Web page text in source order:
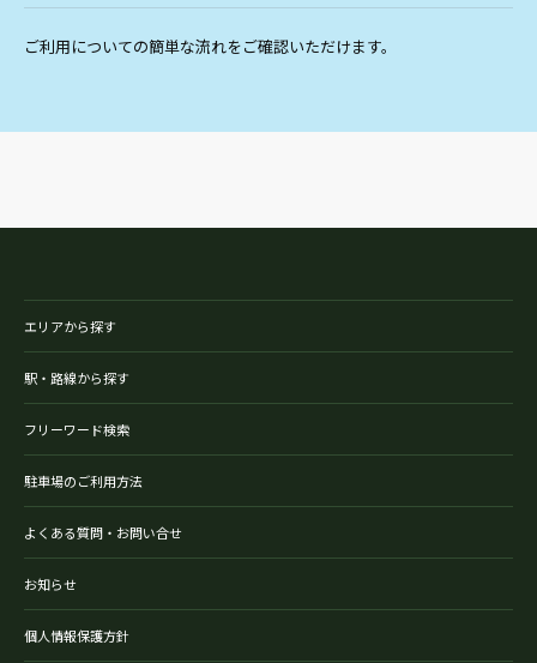
ご利用についての簡単な流れをご確認いただけます。
エリアから探す
駅・路線から探す
フリーワード検索
駐車場のご利用方法
よくある質問・お問い合せ
お知らせ
個人情報保護方針